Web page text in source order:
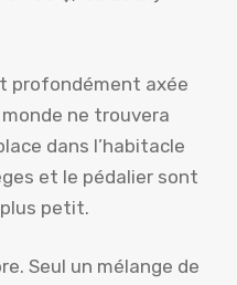
profondément axée
ne trouvera
dans l’habitacle
et le pédalier sont
petit.
Seul un mélange de